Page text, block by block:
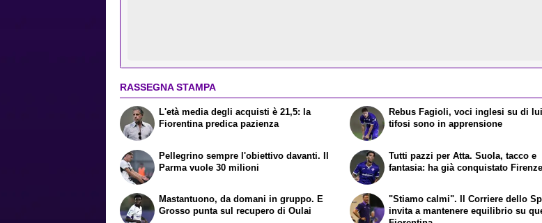
RASSEGNA STAMPA
L'età media degli acquisti è 21,5: la
Fiorentina predica pazienza
Pellegrino sempre l'obiettivo davanti. Il
Parma vuole 30 milioni
Rebus Fagioli, voci inglesi su di
tifosi sono in apprensione
Tutti pazzi per Atta. Suola, tacco e
fantasia: ha già conquistato Firenze
Mastantuono, da domani in gruppo. E
Grosso punta sul recupero di Oulai
"Stiamo calmi". Il Corriere dello
invita a mantenere equilibrio su